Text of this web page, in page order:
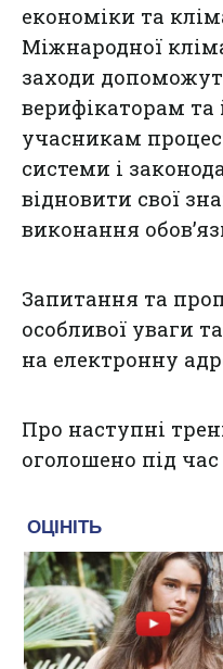
економіки та
Міжнародної
заходи
верифікаторам
учасникам
системи і
відновити свої
виконання
Запитання та
особливої уваги
на електронну
Про наступні
оголошено під час